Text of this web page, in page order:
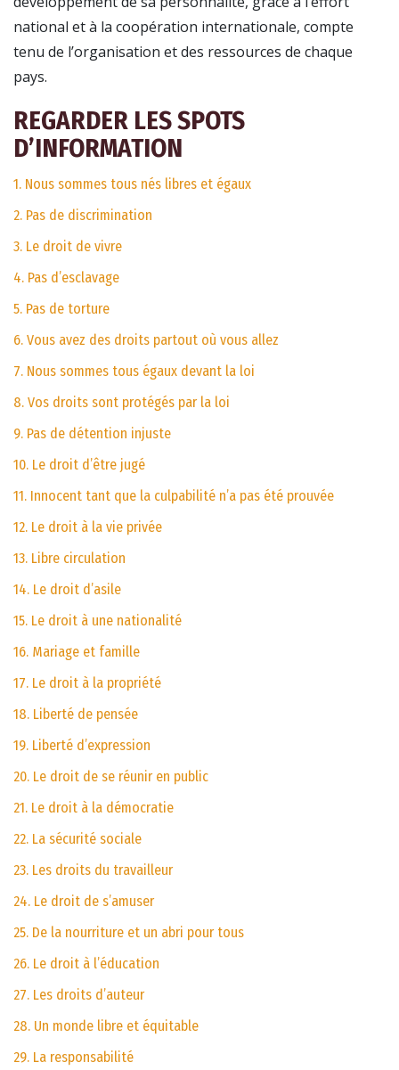
national et à la coopération internationale, compte
tenu de l’organisation et des ressources de chaque
pays.
REGARDER LES SPOTS
D’INFORMATION
1. Nous sommes tous nés libres et égaux
2. Pas de discrimination
3. Le droit de vivre
4. Pas d’esclavage
5. Pas de torture
6. Vous avez des droits partout où vous allez
7. Nous sommes tous égaux devant la loi
8. Vos droits sont protégés par la loi
9. Pas de détention injuste
10. Le droit d’être jugé
11. Innocent tant que la culpabilité n’a pas été prouvée
12. Le droit à la vie privée
13. Libre circulation
14. Le droit d’asile
15. Le droit à une nationalité
16. Mariage et famille
17. Le droit à la propriété
18. Liberté de pensée
19. Liberté d’expression
20. Le droit de se réunir en public
21. Le droit à la démocratie
22. La sécurité sociale
23. Les droits du travailleur
24. Le droit de s’amuser
25. De la nourriture et un abri pour tous
26. Le droit à l’éducation
27. Les droits d’auteur
28. Un monde libre et équitable
29. La responsabilité